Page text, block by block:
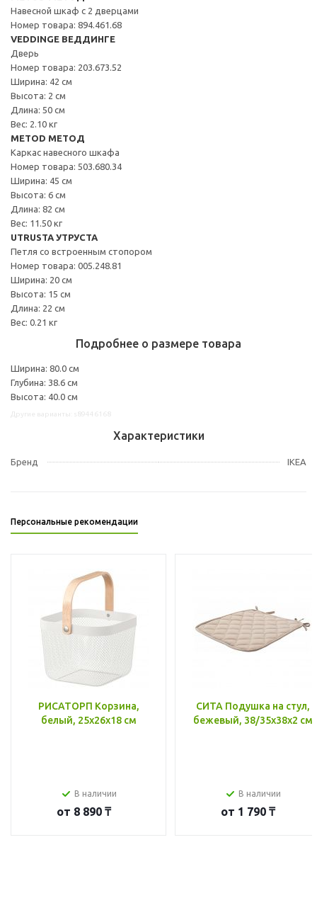
Навесной шкаф с 2 дверцами
Номер товара: 894.461.68
VEDDINGE ВЕДДИНГЕ
Дверь
Номер товара: 203.673.52
Ширина: 42 см
Высота: 2 см
Длина: 50 см
Вес: 2.10 кг
METOD МЕТОД
Каркас навесного шкафа
Номер товара: 503.680.34
Ширина: 45 см
Высота: 6 см
Длина: 82 см
Вес: 11.50 кг
UTRUSTA УТРУСТА
Петля со встроенным стопором
Номер товара: 005.248.81
Ширина: 20 см
Высота: 15 см
Длина: 22 см
Вес: 0.21 кг
Подробнее о размере товара
Ширина: 80.0 см
Глубина: 38.6 см
Высота: 40.0 см
Характеристики
Бренд IKEA
Персональные рекомендации
РИСАТОРП Корзина,
белый, 25x26x18 см
В наличии
от 8 890 ₸
СИТА Подушка на стул,
бежевый, 38/35x38x2 см
В наличии
от 1 790 ₸